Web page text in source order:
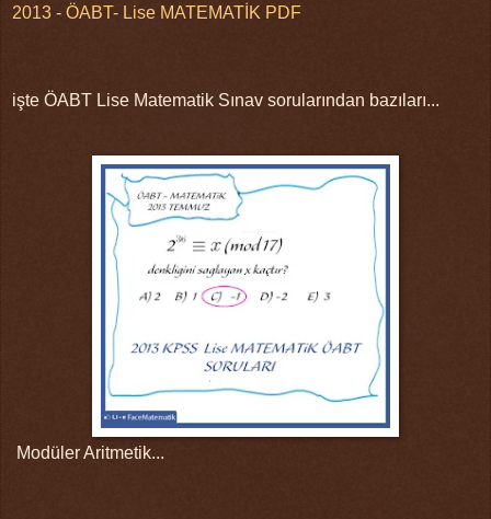
2013 - ÖABT- Lise MATEMATİK PDF
işte ÖABT Lise Matematik Sınav sorularından bazıları...
Modüler Aritmetik...